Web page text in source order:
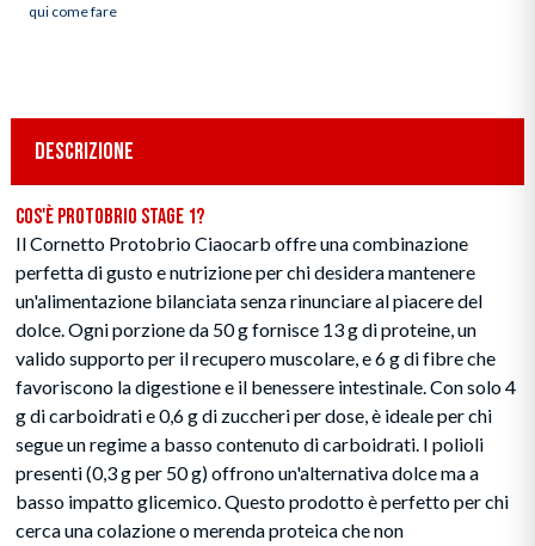
qui come fare
DESCRIZIONE
Cos'è Protobrio Stage 1?
Il Cornetto Protobrio Ciaocarb offre una combinazione
perfetta di gusto e nutrizione per chi desidera mantenere
un'alimentazione bilanciata senza rinunciare al piacere del
dolce. Ogni porzione da 50 g fornisce 13 g di proteine, un
valido supporto per il recupero muscolare, e 6 g di fibre che
favoriscono la digestione e il benessere intestinale. Con solo 4
g di carboidrati e 0,6 g di zuccheri per dose, è ideale per chi
segue un regime a basso contenuto di carboidrati. I polioli
presenti (0,3 g per 50 g) offrono un'alternativa dolce ma a
basso impatto glicemico. Questo prodotto è perfetto per chi
cerca una colazione o merenda proteica che non